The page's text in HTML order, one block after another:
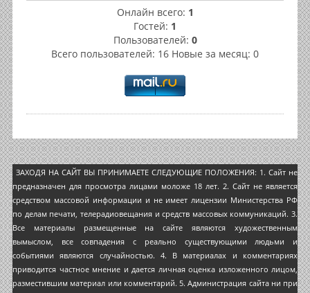
Онлайн всего: 1
Гостей: 1
Пользователей: 0
Всего пользователей: 16 Новые за месяц: 0
ЗАХОДЯ НА САЙТ ВЫ ПРИНИМАЕТЕ СЛЕДУЮЩИЕ ПОЛОЖЕНИЯ: 1. Сайт не
предназначен для просмотра лицами моложе 18 лет. 2. Сайт не является
средством массовой информации и не имеет лицензии Министерства РФ
по делам печати, телерадиовещания и средств массовых коммуникаций. 3.
Все материалы размещенные на сайте являются художественным
вымыслом, все совпадения с реально существующими людьми и
событиями являются случайностью. 4. В материалах и комментариях
приводится частное мнение и дается личная оценка изложенного лицом,
разместившим материал или комментарий. 5. Администрация сайта ни при